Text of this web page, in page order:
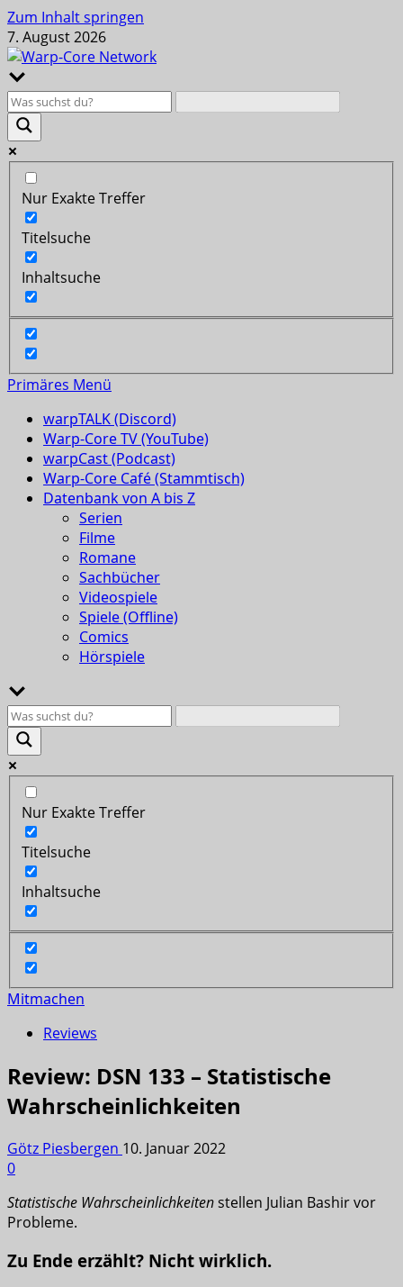
Zum Inhalt springen
7. August 2026
Nur Exakte Treffer
Titelsuche
Inhaltsuche
Primäres Menü
warpTALK (Discord)
Warp-Core TV (YouTube)
warpCast (Podcast)
Warp-Core Café (Stammtisch)
Datenbank von A bis Z
Serien
Filme
Romane
Sachbücher
Videospiele
Spiele (Offline)
Comics
Hörspiele
Nur Exakte Treffer
Titelsuche
Inhaltsuche
Mitmachen
Reviews
Review: DSN 133 – Statistische
Wahrscheinlichkeiten
Götz Piesbergen 10. Januar 2022
0
Statistische Wahrscheinlichkeitenstellen Julian Bashir vor
Probleme.
Zu Ende erzählt? Nicht wirklich.